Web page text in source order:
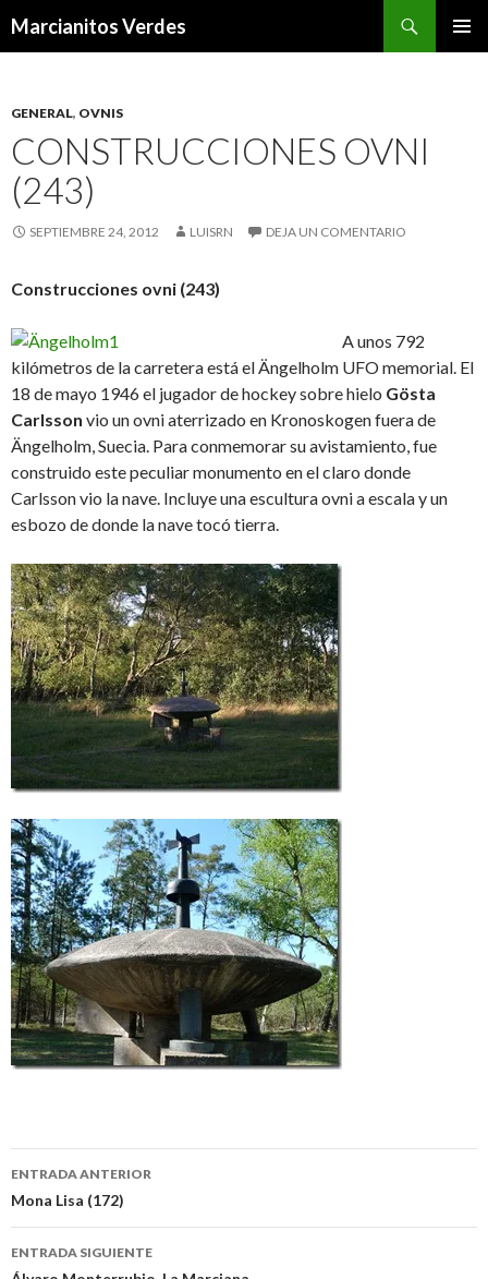
Marcianitos Verdes
GENERAL, OVNIS
CONSTRUCCIONES OVNI
(243)
SEPTIEMBRE 24, 2012 LUISRN DEJA UN COMENTARIO
Construcciones ovni (243)
A unos 792
kilómetros de la carretera está el Ängelholm UFO memorial. El
18 de mayo 1946 el jugador de hockey sobre hielo Gösta
Carlsson vio un ovni aterrizado en Kronoskogen fuera de
Ängelholm, Suecia. Para conmemorar su avistamiento, fue
construido este peculiar monumento en el claro donde
Carlsson vio la nave. Incluye una escultura ovni a escala y un
esbozo de donde la nave tocó tierra.
Navegación
de
entradas
ENTRADA ANTERIOR
Mona Lisa (172)
ENTRADA SIGUIENTE